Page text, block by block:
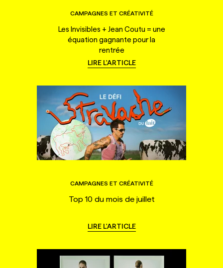
CAMPAGNES ET CRÉATIVITÉ
Les Invisibles + Jean Coutu = une
équation gagnante pour la
rentrée
LIRE L'ARTICLE
CAMPAGNES ET CRÉATIVITÉ
Top 10 du mois de juillet
LIRE L'ARTICLE